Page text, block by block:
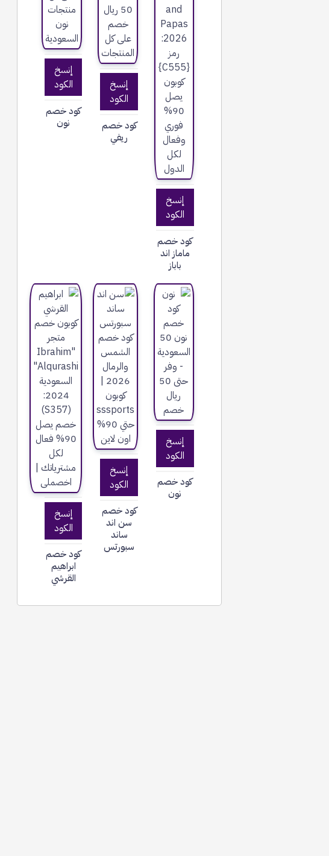
إنسخ
الكود
كود خصم
ماماز اند
باباز
إنسخ
الكود
كود خصم
ريفي
إنسخ
الكود
كود خصم
نون
إنسخ
الكود
كود خصم
نون
إنسخ
الكود
كود خصم
سن اند
ساند
سبورتس
إنسخ
الكود
كود خصم
ابراهيم
القرشي